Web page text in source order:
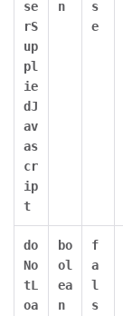
se
rS
up
pl
ie
dJ
av
as
cr
ip
t
n
s
e
do
No
tL
oa
bo
ol
ea
n
f
a
l
s